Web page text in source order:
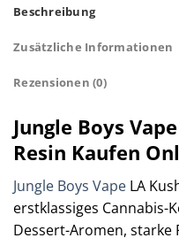
Beschreibung
Zusätzliche Informationen
Rezensionen (0)
Jungle Boys
Resin Kaufen
Jungle Boys Vape LA
erstklassiges Cannabis-
Dessert-Aromen, starke